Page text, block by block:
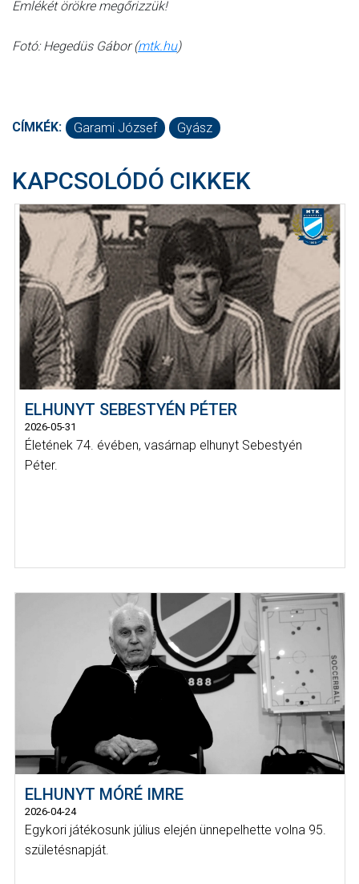
Emlékét örökre megőrizzük!
Fotó: Hegedüs Gábor (mtk.hu)
CÍMKÉK: Garami József Gyász
KAPCSOLÓDÓ CIKKEK
ELHUNYT SEBESTYÉN PÉTER
2026-05-31
Életének 74. évében, vasárnap elhunyt Sebestyén
Péter.
ELHUNYT MÓRÉ IMRE
2026-04-24
Egykori játékosunk július elején ünnepelhette volna 95.
születésnapját.